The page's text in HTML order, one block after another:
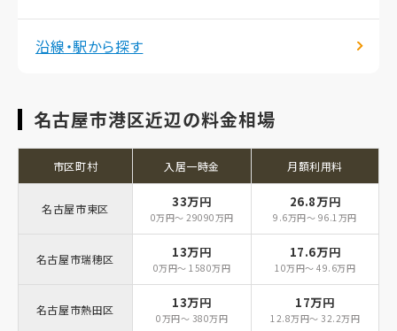
沿線・駅から探す
名古屋市港区近辺の料金相場
市区町村 入居一時金 月額利用料
名古屋市東区 33万円
0万円～ 29090万円
26.8万円
9.6万円～ 96.1万円
名古屋市瑞穂区 13万円
0万円～ 1580万円
17.6万円
10万円～ 49.6万円
名古屋市熱田区 13万円
0万円～ 380万円
17万円
12.8万円～ 32.2万円